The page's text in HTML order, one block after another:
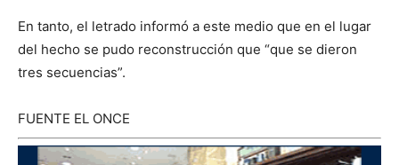
En tanto, el letrado informó a este medio que en el lugar
del hecho se pudo reconstrucción que “que se dieron
tres secuencias”.
FUENTE EL ONCE